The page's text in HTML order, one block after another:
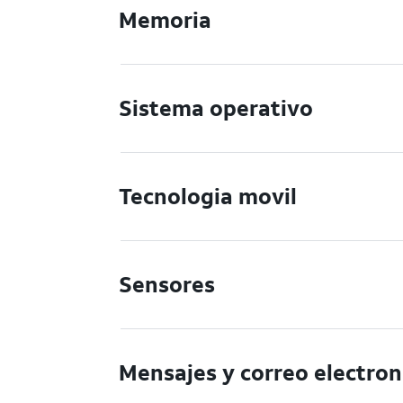
Memoria
Sistema operativo
Tecnologia movil
Sensores
Mensajes y correo